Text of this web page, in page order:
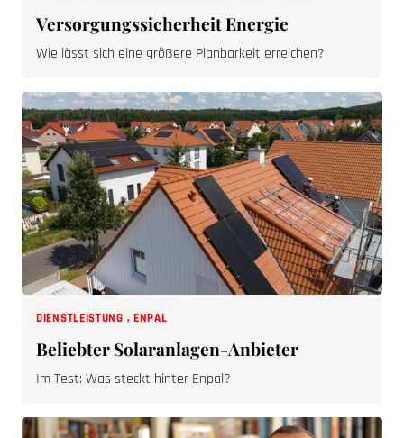
Versorgungssicherheit Energie
Wie lässt sich eine größere Planbarkeit erreichen?
DIENSTLEISTUNG , ENPAL
Beliebter Solaranlagen-Anbieter
Im Test: Was steckt hinter Enpal?